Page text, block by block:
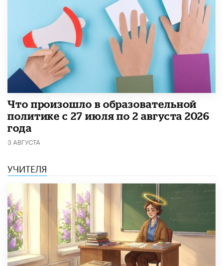
​Что произошло в образовательной
политике с 27 июля по 2 августа 2026
года
3 АВГУСТА
УЧИТЕЛЯ